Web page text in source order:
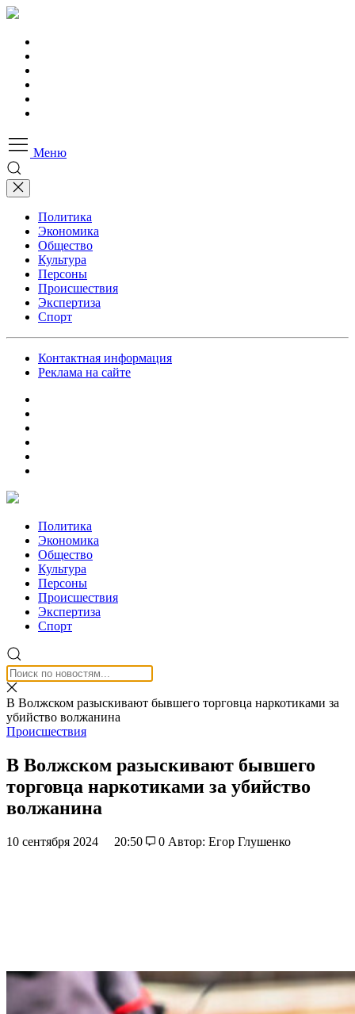
Меню
Политика
Экономика
Общество
Культура
Персоны
Происшествия
Экспертиза
Спорт
Контактная информация
Реклама на сайте
Политика
Экономика
Общество
Культура
Персоны
Происшествия
Экспертиза
Спорт
В Волжском разыскивают бывшего торговца наркотиками за
убийство волжанина
Происшествия
В Волжском разыскивают бывшего
торговца наркотиками за убийство
волжанина
10 сентября 2024 20:50 0 Автор: Егор Глушенко